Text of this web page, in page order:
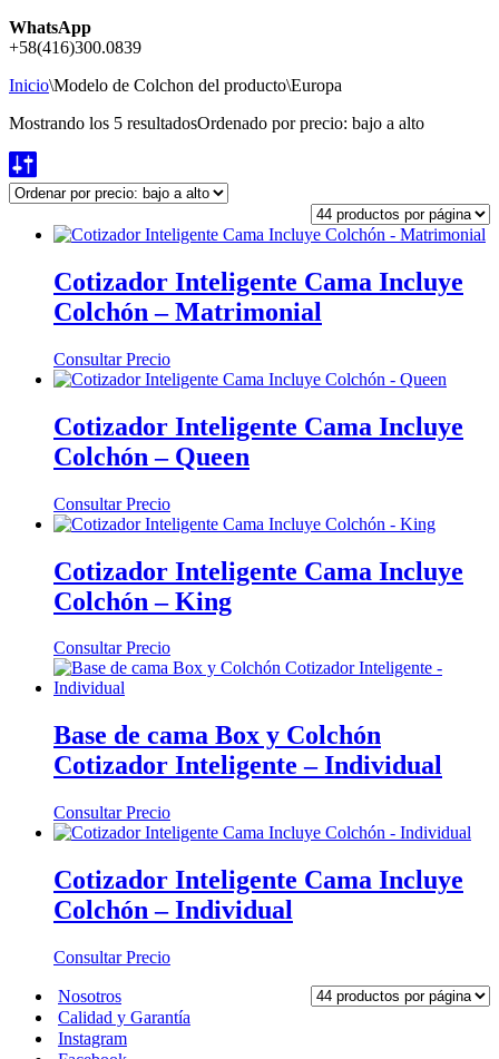
WhatsApp
+58(416)300.0839
Inicio\Modelo de Colchon del producto\Europa
Mostrando los 5 resultadosOrdenado por precio: bajo a alto
Cotizador Inteligente Cama Incluye
Colchón – Matrimonial
Consultar Precio
Cotizador Inteligente Cama Incluye
Colchón – Queen
Consultar Precio
Cotizador Inteligente Cama Incluye
Colchón – King
Consultar Precio
Base de cama Box y Colchón
Cotizador Inteligente – Individual
Consultar Precio
Cotizador Inteligente Cama Incluye
Colchón – Individual
Consultar Precio
Nosotros
Calidad y Garantía
Instagram